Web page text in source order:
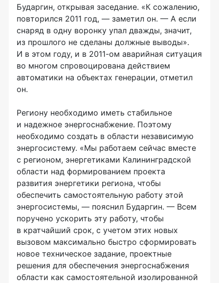
Бударгин, открывая заседание. «К сожалению,
повторился 2011 год, — заметил он. — А если
снаряд в одну воронку упал дважды, значит,
из прошлого не сделаны должные выводы».
И в этом году, и в 2011-ом аварийная ситуация
во многом спровоцирована действием
автоматики на объектах генерации, отметил
он.
Региону необходимо иметь стабильное
и надежное энергоснабжение. Поэтому
необходимо создать в области независимую
энергосистему. «Мы работаем сейчас вместе
с регионом, энергетиками Калининградской
области над формированием проекта
развития энергетики региона, чтобы
обеспечить самостоятельную работу этой
энергосистемы, — пояснил Бударгин. — Всем
поручено ускорить эту работу, чтобы
в кратчайший срок, с учетом этих новых
вызовом максимально быстро сформировать
новое техническое задание, проектные
решения для обеспечения энергоснабжения
области как самостоятельной изолированной